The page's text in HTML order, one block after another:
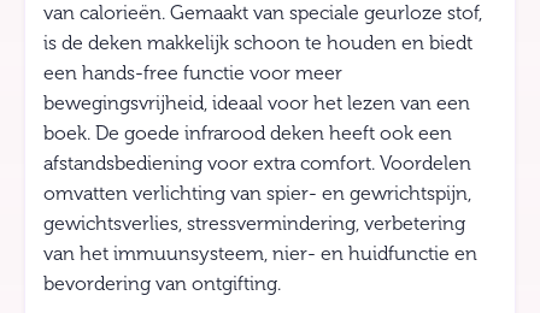
van calorieën. Gemaakt van speciale geurloze stof,
is de deken makkelijk schoon te houden en biedt
een hands-free functie voor meer
bewegingsvrijheid, ideaal voor het lezen van een
boek. De goede infrarood deken heeft ook een
afstandsbediening voor extra comfort. Voordelen
omvatten verlichting van spier- en gewrichtspijn,
gewichtsverlies, stressvermindering, verbetering
van het immuunsysteem, nier- en huidfunctie en
bevordering van ontgifting.